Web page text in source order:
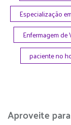
Especialização
Enfermagem de
paciente no
Aproveite